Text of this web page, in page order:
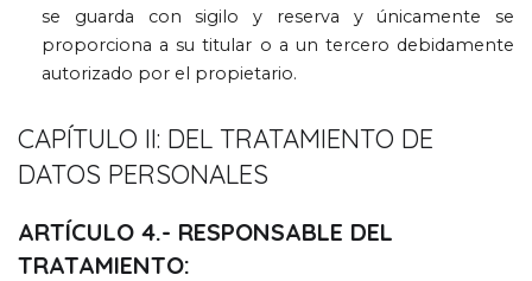
se guarda con sigilo y reserva y únicamente se
proporciona a su titular o a un tercero debidamente
autorizado por el propietario.
CAPÍTULO II: DEL TRATAMIENTO DE
DATOS PERSONALES
ARTÍCULO 4.- RESPONSABLE DEL
TRATAMIENTO: